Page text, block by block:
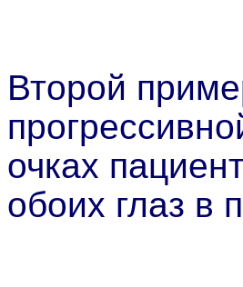
Второй
очках
обоих глаз в